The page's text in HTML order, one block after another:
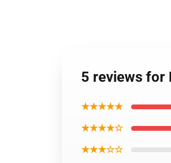
5 reviews for
★★★★★
★★★★☆
★★★☆☆